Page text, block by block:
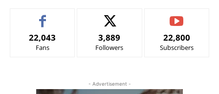
22,043
Fans
3,889
Followers
22,800
Subscribers
- Advertisement -